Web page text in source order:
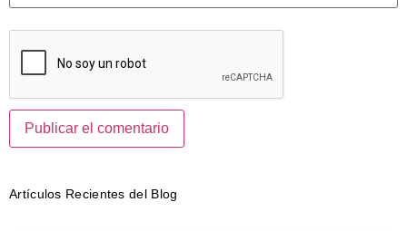
Artículos Recientes del Blog